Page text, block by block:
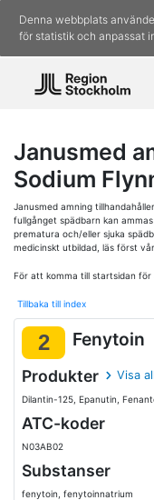
Denna webbplats
för statistik och anpassat
Janusmed
Sodium
Janusmed amning
fullgånget spädbarn kan
prematura och/eller sjuka
medicinskt utbildad, läs först vår
För att komma till startsidan
Tillbaka till index
2 Fenytoin
Produkter Visa
Dilantin-125, Epanutin,
ATC-koder
N03AB02
Substanser
fenytoin, fenytoinnatrium